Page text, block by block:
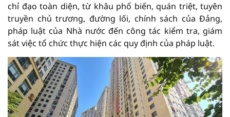
chỉ đạo toàn diện, từ khâu phổ biến, quán triệt, tuyên
truyền chủ trương, đường lối, chính sách của Đảng,
pháp luật của Nhà nước đến công tác kiểm tra, giám
sát việc tổ chức thực hiện các quy định của pháp luật.